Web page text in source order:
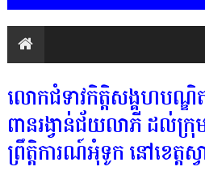
លោកជំទាវកិត្តិសង្គហបណ្
ពានរង្វាន់ជ័យលាភី ដល់ក្
ព្រឹត្តិការណ៍អុំទូក នៅខេត្ដស្